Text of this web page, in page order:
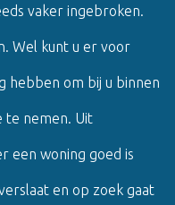
vaker ingebroken.
Wel kunt u er voor
hebben om bij u binnen
te nemen. Uit
een woning goed is
en op zoek gaat